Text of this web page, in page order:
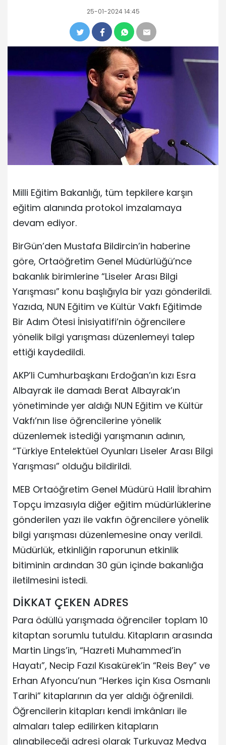
25-01-2024 14:45
Milli Eğitim Bakanlığı, tüm tepkilere karşın
eğitim alanında protokol imzalamaya
devam ediyor.
BirGün’den Mustafa Bildircin’in haberine
göre, Ortaöğretim Genel Müdürlüğü’nce
bakanlık birimlerine “Liseler Arası Bilgi
Yarışması” konu başlığıyla bir yazı gönderildi.
Yazıda, NUN Eğitim ve Kültür Vakfı Eğitimde
Bir Adım Ötesi İnisiyatifi’nin öğrencilere
yönelik bilgi yarışması düzenlemeyi talep
ettiği kaydedildi.
AKP’li Cumhurbaşkanı Erdoğan’ın kızı Esra
Albayrak ile damadı Berat Albayrak’ın
yönetiminde yer aldığı NUN Eğitim ve Kültür
Vakfı’nın lise öğrencilerine yönelik
düzenlemek istediği yarışmanın adının,
“Türkiye Entelektüel Oyunları Liseler Arası Bilgi
Yarışması” olduğu bildirildi.
MEB Ortaöğretim Genel Müdürü Halil İbrahim
Topçu imzasıyla diğer eğitim müdürlüklerine
gönderilen yazı ile vakfın öğrencilere yönelik
bilgi yarışması düzenlemesine onay verildi.
Müdürlük, etkinliğin raporunun etkinlik
bitiminin ardından 30 gün içinde bakanlığa
iletilmesini istedi.
DİKKAT ÇEKEN ADRES
Para ödüllü yarışmada öğrenciler toplam 10
kitaptan sorumlu tutuldu. Kitapların arasında
Martin Lings’in, “Hazreti Muhammed’in
Hayatı”, Necip Fazıl Kısakürek’in “Reis Bey” ve
Erhan Afyoncu’nun “Herkes için Kısa Osmanlı
Tarihi” kitaplarının da yer aldığı öğrenildi.
Öğrencilerin kitapları kendi imkânları ile
almaları talep edilirken kitapların
alınabileceği adresi olarak Turkuvaz Medya